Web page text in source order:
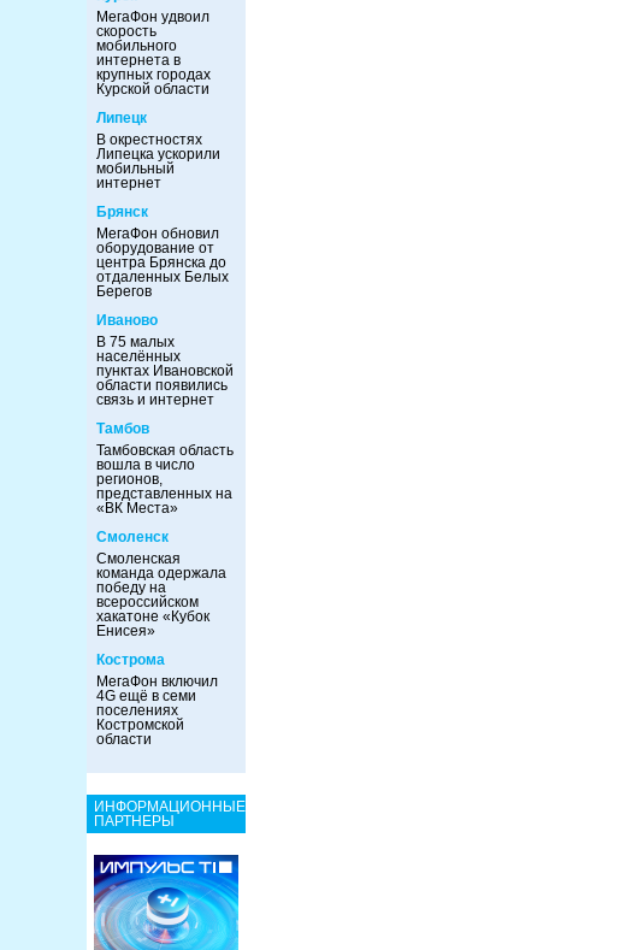
МегаФон удвоил
скорость
мобильного
интернета в
крупных городах
Курской области
Липецк
В окрестностях
Липецка ускорили
мобильный
интернет
Брянск
МегаФон обновил
оборудование от
центра Брянска до
отдаленных Белых
Берегов
Иваново
В 75 малых
населённых
пунктах Ивановской
области появились
связь и интернет
Тамбов
Тамбовская область
вошла в число
регионов,
представленных на
«ВК Места»
Смоленск
Смоленская
команда одержала
победу на
всероссийском
хакатоне «Кубок
Енисея»
Кострома
МегаФон включил
4G ещё в семи
поселениях
Костромской
области
ИНФОРМАЦИОННЫЕ
ПАРТНЕРЫ